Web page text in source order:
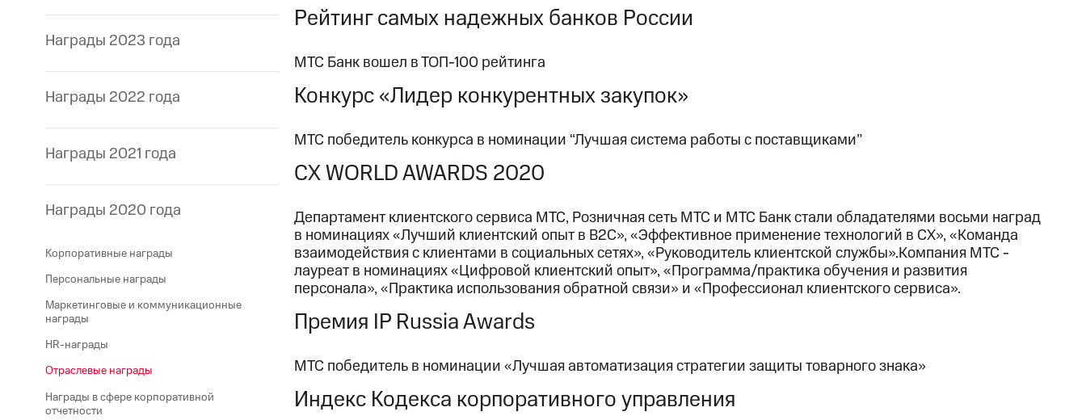
Награды 2023 года
Награды 2022 года
Награды 2021 года
Награды 2020 года
Корпоративные награды
Персональные награды
Маркетинговые и коммуникационные
награды
HR-награды
Отраслевые награды
Награды в сфере корпоративной
отчетности
Рейтинг самых надежных банков России
МТС Банк вошел в ТОП-100 рейтинга
Конкурс «Лидер конкурентных закупок»
МТС победитель конкурса в номинации “Лучшая система работы с поставщиками”
CX WORLD AWARDS 2020
Департамент клиентского сервиса МТС, Розничная сеть МТС и МТС Банк стали обладателями восьми наград
в номинациях «Лучший клиентский опыт в B2C», «Эффективное применение технологий в CX», «Команда
взаимодействия с клиентами в социальных сетях», «Руководитель клиентской службы».Компания МТС -
лауреат в номинациях «Цифровой клиентский опыт», «Программа/практика обучения и развития
персонала», «Практика использования обратной связи» и «Профессионал клиентского сервиса».
Премия IP Russia Awards
МТС победитель в номинации «Лучшая автоматизация стратегии защиты товарного знака»
Индекс Кодекса корпоративного управления